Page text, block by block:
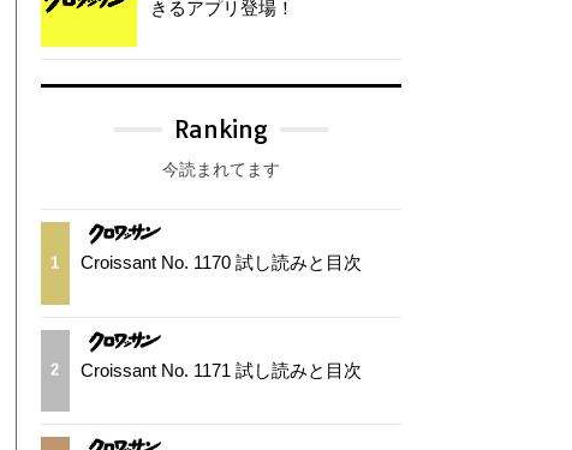
きるアプリ登場！
Ranking
今読まれてます
1 Croissant No. 1170 試し読みと目次
2 Croissant No. 1171 試し読みと目次